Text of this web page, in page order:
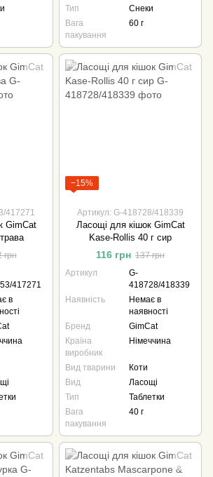
Тип
Снеки
Вага
пакування
60 г
417271
GimCat
грн
417271
в
−15%
Артикул: G-418728/418339
Ласощі для кішок GimCat
Kase-Rollis 40 г сир
116 грн 137 грн
Артикул
G-
418728/418339
Наявність
Немає в
наявності
Бренд
GimCat
Країна
виробник
Німеччина
Вид тварини
Коти
Вид
Ласощі
Тип
Таблетки
Вага
пакування
40 г